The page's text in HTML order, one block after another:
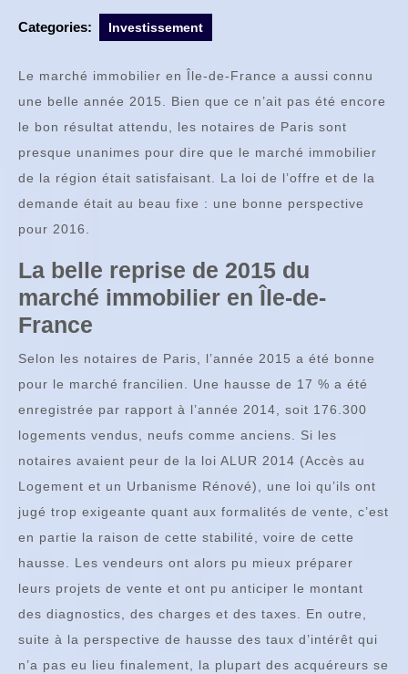
Categories: Investissement
Le marché immobilier en Île-de-France a aussi connu
une belle année 2015. Bien que ce n’ait pas été encore
le bon résultat attendu, les notaires de Paris sont
presque unanimes pour dire que le marché immobilier
de la région était satisfaisant. La loi de l’offre et de la
demande était au beau fixe : une bonne perspective
pour 2016.
La belle reprise de 2015 du
marché immobilier en Île-de-
France
Selon les notaires de Paris, l’année 2015 a été bonne
pour le marché francilien. Une hausse de 17 % a été
enregistrée par rapport à l’année 2014, soit 176.300
logements vendus, neufs comme anciens. Si les
notaires avaient peur de la loi ALUR 2014 (Accès au
Logement et un Urbanisme Rénové), une loi qu’ils ont
jugé trop exigeante quant aux formalités de vente, c’est
en partie la raison de cette stabilité, voire de cette
hausse. Les vendeurs ont alors pu mieux préparer
leurs projets de vente et ont pu anticiper le montant
des diagnostics, des charges et des taxes. En outre,
suite à la perspective de hausse des taux d’intérêt qui
n’a pas eu lieu finalement, la plupart des acquéreurs se